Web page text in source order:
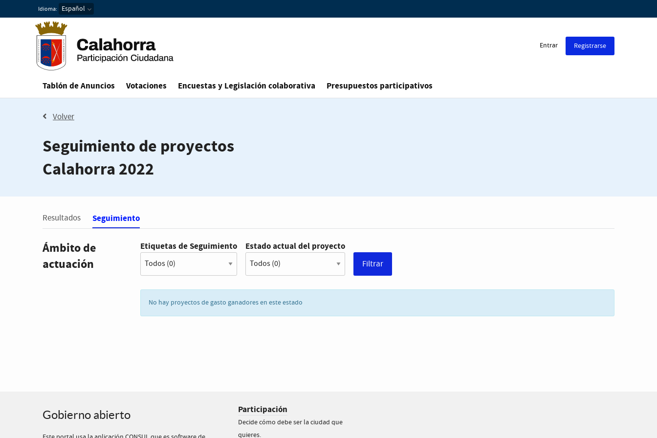
Idioma:
Entrar Registrarse
Tablón de Anuncios Votaciones Encuestas y Legislación colaborativa Presupuestos participativos
Volver
Seguimiento de proyectos
Calahorra 2022
Resultados Estás en
Seguimiento
Ámbito de
actuación
Etiquetas de Seguimiento Estado actual del proyecto
No hay proyectos de gasto ganadores en este estado
Gobierno abierto Participación
Decide cómo debe ser la ciudad que
quieres.